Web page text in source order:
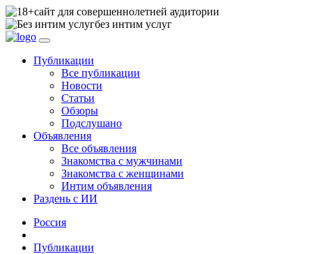
сайт для совершеннолетней аудитории
без интим услуг
Публикации
Все публикации
Новости
Статьи
Обзоры
Подслушано
Объявления
Все объявления
Знакомства с мужчинами
Знакомства с женщинами
Интим объявления
Раздень с ИИ
Россия
Публикации